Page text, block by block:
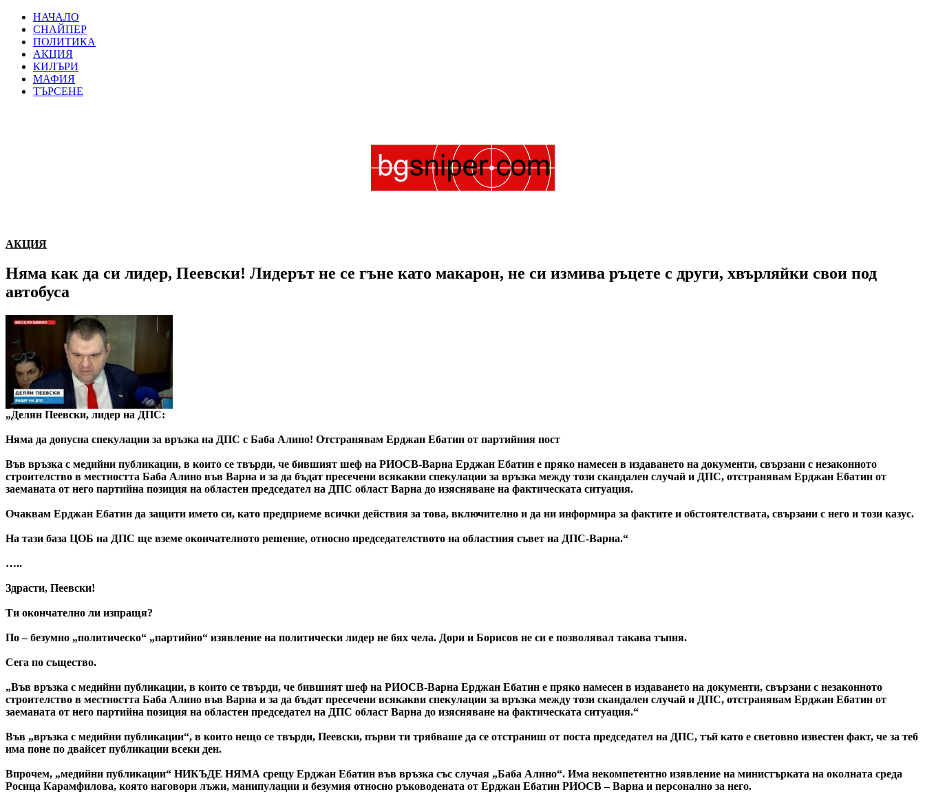
НАЧАЛО
СНАЙПЕР
ПОЛИТИКА
АКЦИЯ
КИЛЪРИ
МАФИЯ
ТЪРСЕНЕ
АКЦИЯ
Няма как да си лидер, Пеевски! Лидерът не се гъне като макарон, не си измива ръцете с други, хвърляйки свои под
автобуса
„Делян Пеевски, лидер на ДПС:
Няма да допусна спекулации за връзка на ДПС с Баба Алино! Отстранявам Ерджан Ебатин от партийния пост
Във връзка с медийни публикации, в които се твърди, че бившият шеф на РИОСВ-Варна Ерджан Ебатин е пряко намесен в издаването на документи, свързани с незаконното
строителство в местността Баба Алино във Варна и за да бъдат пресечени всякакви спекулации за връзка между този скандален случай и ДПС, отстранявам Ерджан Ебатин от
заеманата от него партийна позиция на областен председател на ДПС област Варна до изясняване на фактическата ситуация.
Очаквам Ерджан Ебатин да защити името си, като предприеме всички действия за това, включително и да ни информира за фактите и обстоятелствата, свързани с него и този казус.
На тази база ЦОБ на ДПС ще вземе окончателното решение, относно председателството на областния съвет на ДПС-Варна.“
…..
Здрасти, Пеевски!
Ти окончателно ли изпращя?
По – безумно „политическо“ „партийно“ изявление на политически лидер не бях чела. Дори и Борисов не си е позволявал такава тъпня.
Сега по същество.
„Във връзка с медийни публикации, в които се твърди, че бившият шеф на РИОСВ-Варна Ерджан Ебатин е пряко намесен в издаването на документи, свързани с незаконното
строителство в местността Баба Алино във Варна и за да бъдат пресечени всякакви спекулации за връзка между този скандален случай и ДПС, отстранявам Ерджан Ебатин от
заеманата от него партийна позиция на областен председател на ДПС област Варна до изясняване на фактическата ситуация.“
Във „връзка с медийни публикации“, в които нещо се твърди, Пеевски, първи ти трябваше да се отстраниш от поста председател на ДПС, тъй като е световно известен факт, че за теб
има поне по двайсет публикации всеки ден.
Впрочем, „медийни публикации“ НИКЪДЕ НЯМА срещу Ерджан Ебатин във връзка със случая „Баба Алино“. Има некомпетентно изявление на министърката на околната среда
Росица Карамфилова, която наговори лъжи, манипулации и безумия относно ръководената от Ерджан Ебатин РИОСВ – Варна и персонално за него.